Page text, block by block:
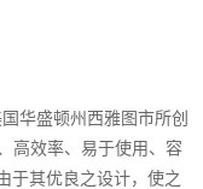
华盛顿州西雅图市所创
高效率、易于使用、容
于其优良之设计，使之